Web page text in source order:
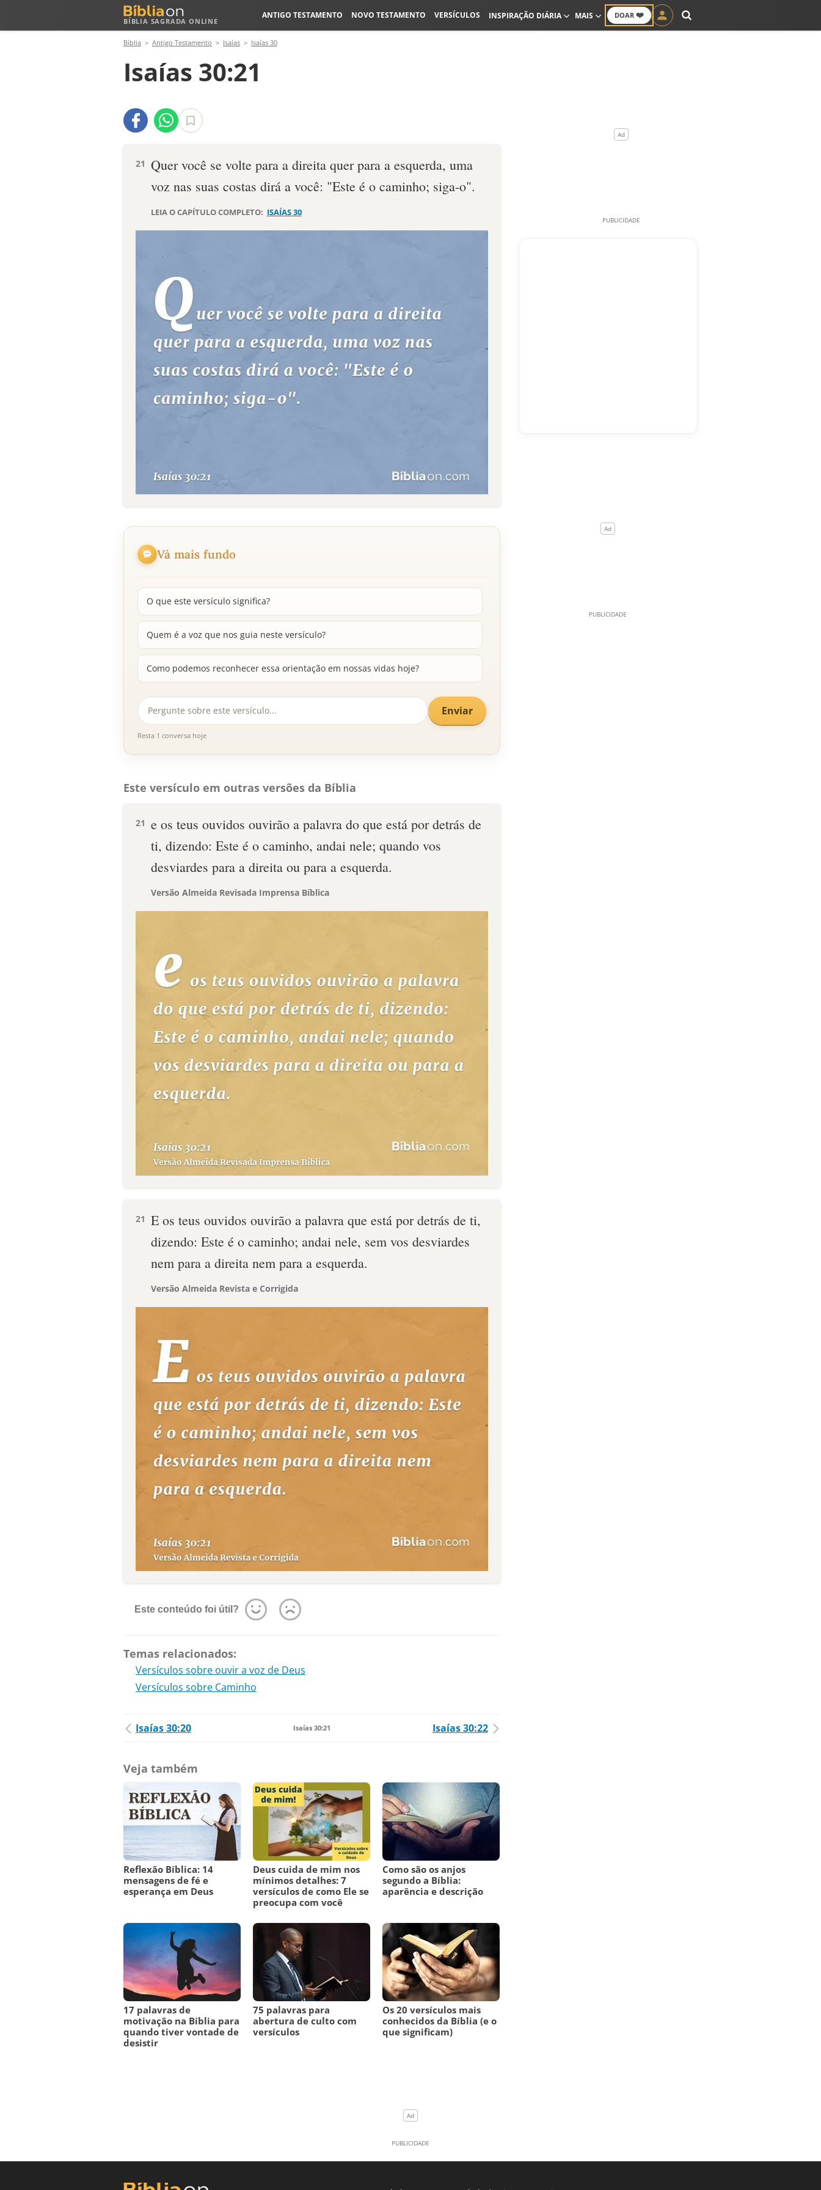
BÍBLIA SAGRADA ONLINE
DOAR ❤️
ANTIGO TESTAMENTO NOVO TESTAMENTO VERSÍCULOS INSPIRAÇÃO DIÁRIA MAIS
Bíblia Antigo Testamento Isaías Isaías 30
Isaías 30:21
21 Quer você se volte para a direita quer para a esquerda, uma
voz nas suas costas dirá a você: "Este é o caminho; siga-o".
LEIA O CAPÍTULO COMPLETO: ISAÍAS 30
Vá mais fundo
O que este versículo significa?
Quem é a voz que nos guia neste versículo?
Como podemos reconhecer essa orientação em nossas vidas hoje?
Enviar
Resta 1 conversa hoje
Este versículo em outras versões da Bíblia
21 e os teus ouvidos ouvirão a palavra do que está por detrás de
ti, dizendo: Este é o caminho, andai nele; quando vos
desviardes para a direita ou para a esquerda.
Versão Almeida Revisada Imprensa Bíblica
21 E os teus ouvidos ouvirão a palavra que está por detrás de ti,
dizendo: Este é o caminho; andai nele, sem vos desviardes
nem para a direita nem para a esquerda.
Versão Almeida Revista e Corrigida
Este conteúdo foi útil?
Temas relacionados:
Versículos sobre ouvir a voz de Deus
Versículos sobre Caminho
Isaías 30:20 Isaías 30:21 Isaías 30:22
Veja também
Reflexão Bíblica: 14
mensagens de fé e
esperança em Deus
Deus cuida de mim nos
mínimos detalhes: 7
versículos de como Ele se
preocupa com você
Como são os anjos
segundo a Bíblia:
aparência e descrição
17 palavras de
motivação na Bíblia para
quando tiver vontade de
desistir
75 palavras para
abertura de culto com
versículos
Os 20 versículos mais
conhecidos da Bíblia (e o
que significam)